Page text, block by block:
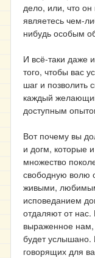
дело, или, что
являетесь чем-
нибудь особым
И всё-таки даже
того, чтобы вас
шаг и позволить
каждый
доступным
Вот почему вы
и догм, которые
множество
свободную волю
живыми,
исповеданием
отдаляют от
выраженное нам,
будет
говорящих для